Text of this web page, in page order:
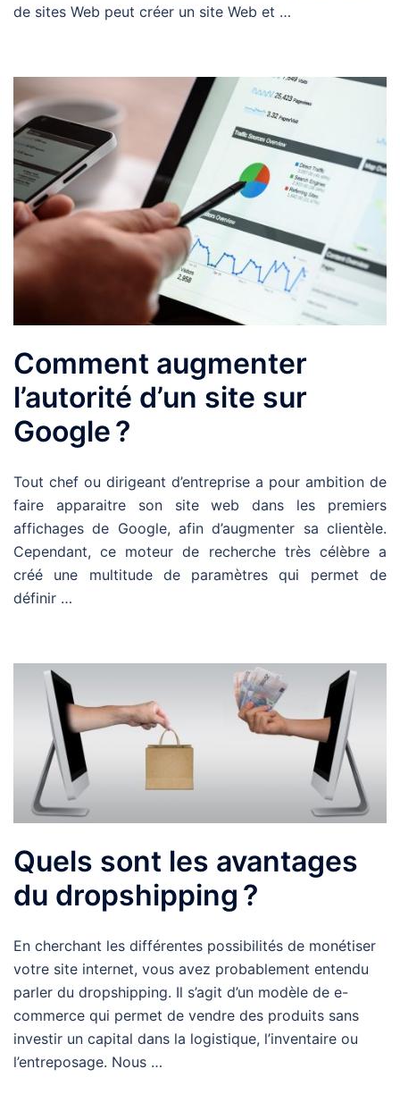
de sites Web peut créer un site Web et …
Comment augmenter
l’autorité d’un site sur
Google ?
Tout chef ou dirigeant d’entreprise a pour ambition de
faire apparaitre son site web dans les premiers
affichages de Google, afin d’augmenter sa clientèle.
Cependant, ce moteur de recherche très célèbre a
créé une multitude de paramètres qui permet de
définir …
Quels sont les avantages
du dropshipping ?
En cherchant les différentes possibilités de monétiser
votre site internet, vous avez probablement entendu
parler du dropshipping. Il s’agit d’un modèle de e-
commerce qui permet de vendre des produits sans
investir un capital dans la logistique, l’inventaire ou
l’entreposage. Nous …